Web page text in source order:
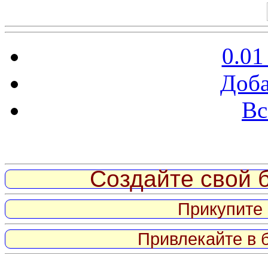
Создайте свой
Привлекайте в